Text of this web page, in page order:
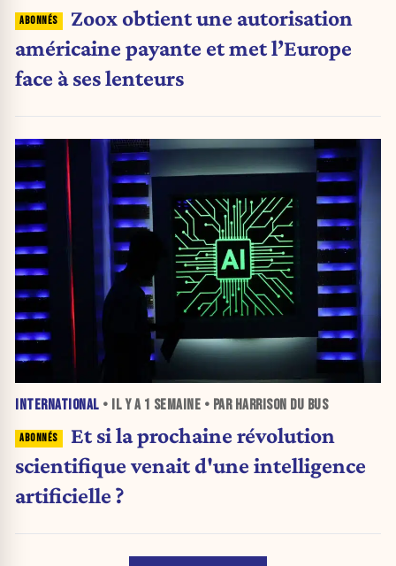
Zoox obtient une autorisation
américaine payante et met l’Europe
face à ses lenteurs
INTERNATIONAL • IL Y A 1 SEMAINE • PAR HARRISON DU BUS
Et si la prochaine révolution
scientifique venait d'une intelligence
artificielle ?